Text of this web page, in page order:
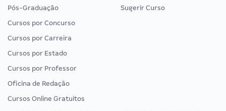
Pós-Graduação
Cursos por Concurso
Cursos por Carreira
Cursos por Estado
Cursos por Professor
Oficina de Redação
Cursos Online Gratuitos
Sugerir Curso